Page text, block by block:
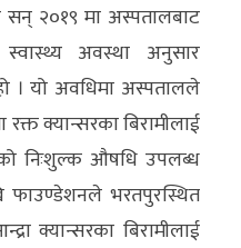
२०१९ मा अस्पतालबाट
अवस्था अनुसार
। यो अवधिमा अस्पतालले
क्यान्सरका बिरामीलाई
निःशुल्क औषधि उपलब्ध
भरतपुरस्थित
क्यान्सरका बिरामीलाई